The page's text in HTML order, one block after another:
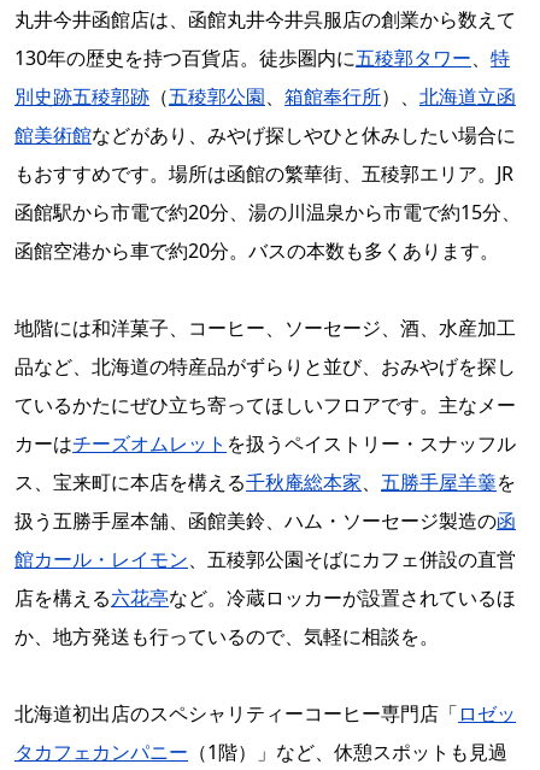
丸井今井函館店は、函館丸井今井呉服店の創業から数えて
130年の歴史を持つ百貨店。徒歩圏内に五稜郭タワー、 特
別史跡五稜郭跡 （五稜郭公園、 箱館奉行所）、 北海道立函
館美術館などがあり、みやげ探しやひと休みしたい場合に
もおすすめです。場所は函館の繁華街、五稜郭エリア。JR
函館駅から市電で約20分、湯の川温泉から市電で約15分、
函館空港から車で約20分。バスの本数も多くあります。
地階には和洋菓子、コーヒー、ソーセージ、酒、水産加工
品など、北海道の特産品がずらりと並び、おみやげを探し
ているかたにぜひ立ち寄ってほしいフロアです。主なメー
カーはチーズオムレット を扱うペイストリー・スナッフル
ス、宝来町に本店を構える千秋庵総本家、 五勝手屋羊羹を
扱う五勝手屋本舗、函館美鈴、ハム・ソーセージ製造の函
館カール・レイモン、五稜郭公園そばにカフェ併設の直営
店を構える六花亭など。冷蔵ロッカーが設置されているほ
か、地方発送も行っているので、気軽に相談を。
北海道初出店のスペシャリティーコーヒー専門店「ロゼッ
タカフェカンパニー （1階）」など、休憩スポットも見過